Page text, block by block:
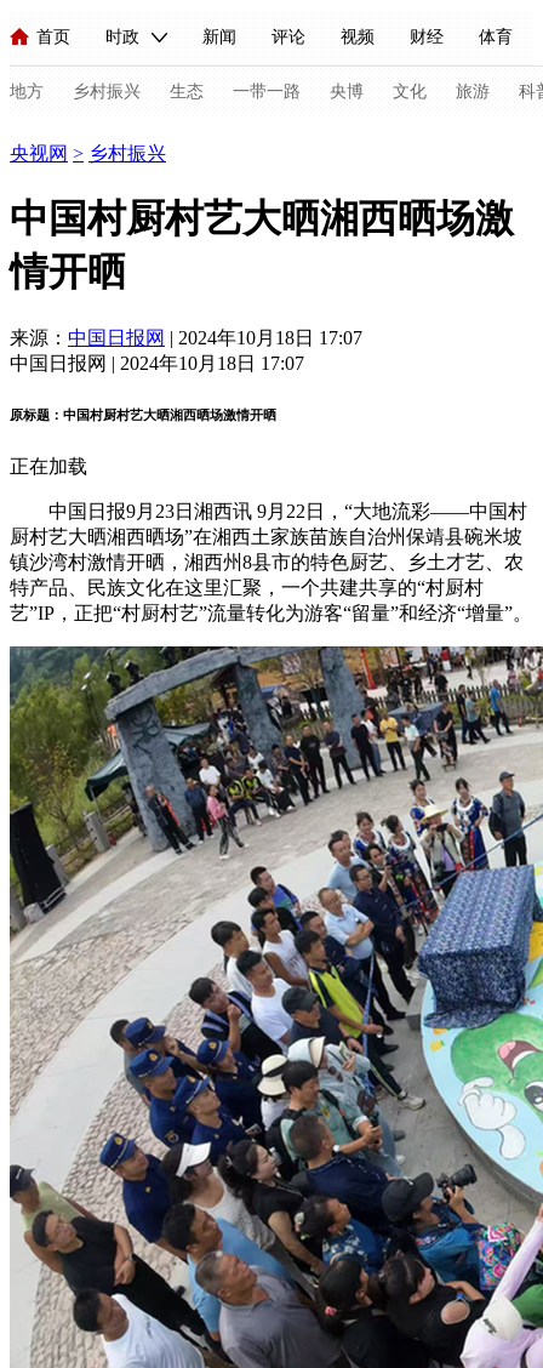
首页 时政 新闻 评论 视频 财经 体育
人民领袖习近平 联播+ 中国领导人 央视快评 习式妙语
直播 栏目大全 节目单 听音 微视频 主持人
海外频道 iPanda English Монгол
地方 乡村振兴 生态 一带一路 央博 文化 旅游 科
新闻 国内
视频 小央视频 小央直播
现场 前线 比划 快看
体育
VIP会员 CCTV奥林匹克频道 生活体育大会 体育江湖
财经 教育 乡村振兴 生态环境 一带一路
大国智造 大国展会 大国保险 云顶对话 云起
CCTV.节目官网 直播 节目单 栏目 片库 热播榜
央视网 > 乡村振兴
中国村厨村艺大晒湘西晒场激
情开晒
来源： 中国日报网 | 2024年10月18日 17:07
中国日报网 | 2024年10月18日 17:07
原标题：中国村厨村艺大晒湘西晒场激情开晒
正在加载
中国日报9月23日湘西讯 9月22日，“大地流彩——中国村
厨村艺大晒湘西晒场”在湘西土家族苗族自治州保靖县碗米坡
镇沙湾村激情开晒，湘西州8县市的特色厨艺、乡土才艺、农
特产品、民族文化在这里汇聚，一个共建共享的“村厨村
艺”IP，正把“村厨村艺”流量转化为游客“留量”和经济“增量”。